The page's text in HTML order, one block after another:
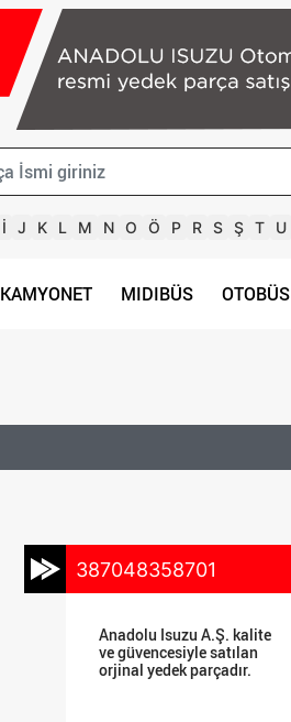
İ J K L M N O Ö P R S Ş T U
KAMYONET MIDIBÜS OTOBÜS
387048358701
Anadolu Isuzu A.Ş. kalite
ve güvencesiyle satılan
orjinal yedek parçadır.